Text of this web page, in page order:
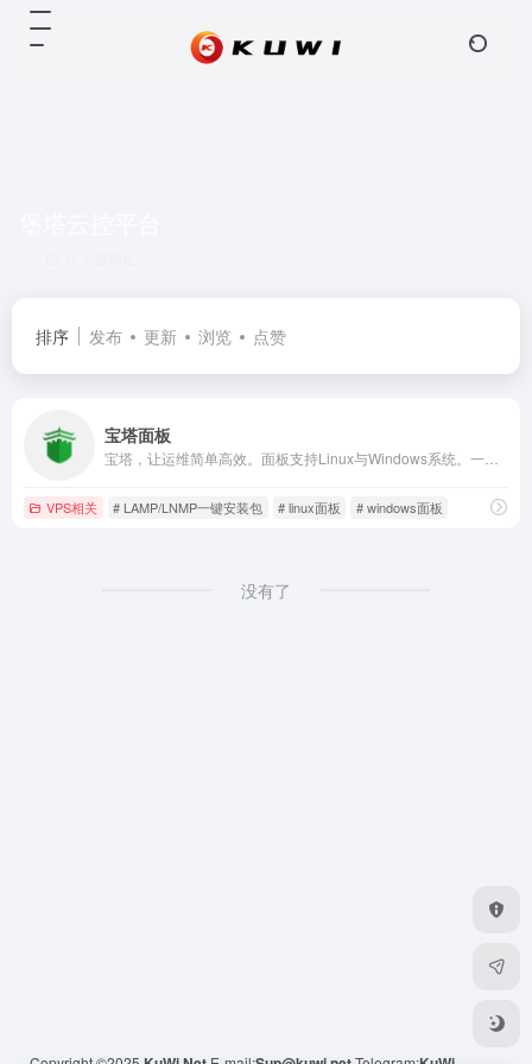
排序 发布 更新 浏览 点赞
宝塔面板
VPS相关 # LAMP/LNMP一键安装包 # linux面板 # windows面板
没有了